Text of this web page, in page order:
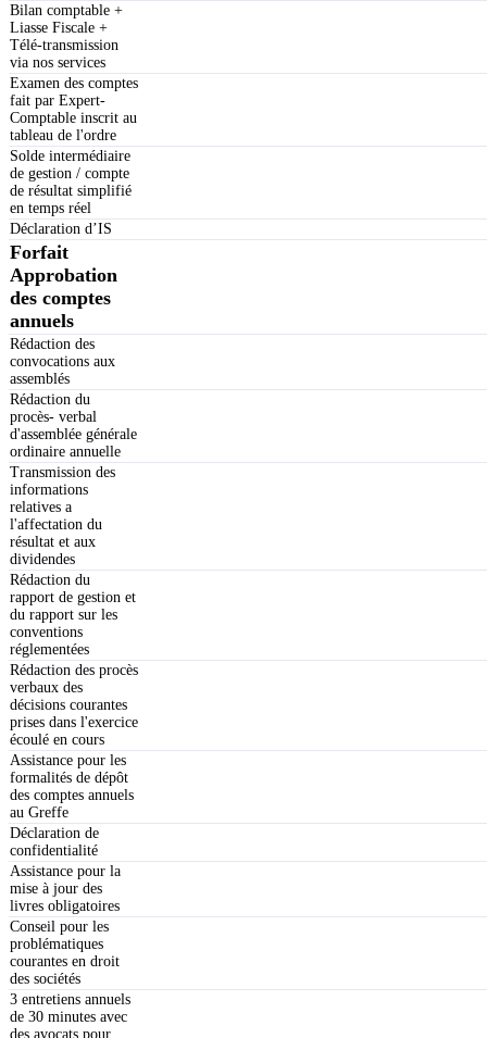
Bilan comptable +
Liasse Fiscale +
Télé-transmission
via nos services
Examen des comptes
fait par Expert-
Comptable inscrit au
tableau de l'ordre
Solde intermédiaire
de gestion / compte
de résultat simplifié
en temps réel
Déclaration d’IS
Forfait
Approbation
des comptes
annuels
Rédaction des
convocations aux
assemblés
Rédaction du
procès- verbal
d'assemblée générale
ordinaire annuelle
Transmission des
informations
relatives a
l'affectation du
résultat et aux
dividendes
Rédaction du
rapport de gestion et
du rapport sur les
conventions
réglementées
Rédaction des procès
verbaux des
décisions courantes
prises dans l'exercice
écoulé en cours
Assistance pour les
formalités de dépôt
des comptes annuels
au Greffe
Déclaration de
confidentialité
Assistance pour la
mise à jour des
livres obligatoires
Conseil pour les
problématiques
courantes en droit
des sociétés
3 entretiens annuels
de 30 minutes avec
des avocats pour